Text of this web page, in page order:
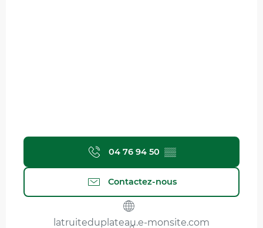
04 76 94 50 ▒▒
Contactez-nous
latruiteduplateau.e-monsite.com